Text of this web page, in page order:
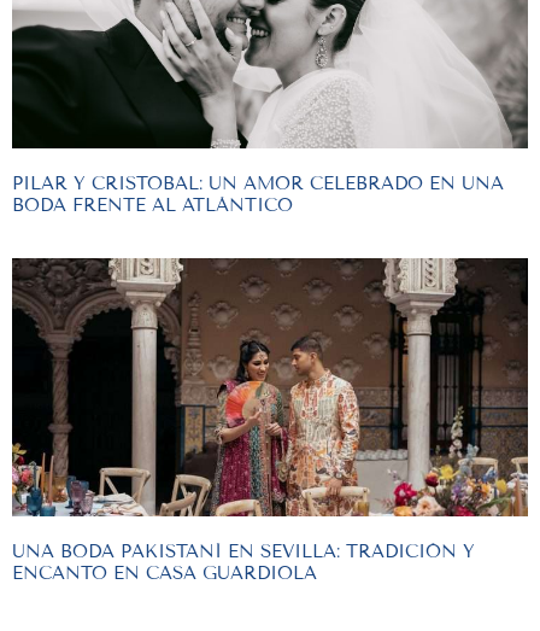
PILAR Y CRISTOBAL: UN AMOR CELEBRADO EN UNA
BODA FRENTE AL ATLÁNTICO
UNA BODA PAKISTANÍ EN SEVILLA: TRADICIÓN Y
ENCANTO EN CASA GUARDIOLA